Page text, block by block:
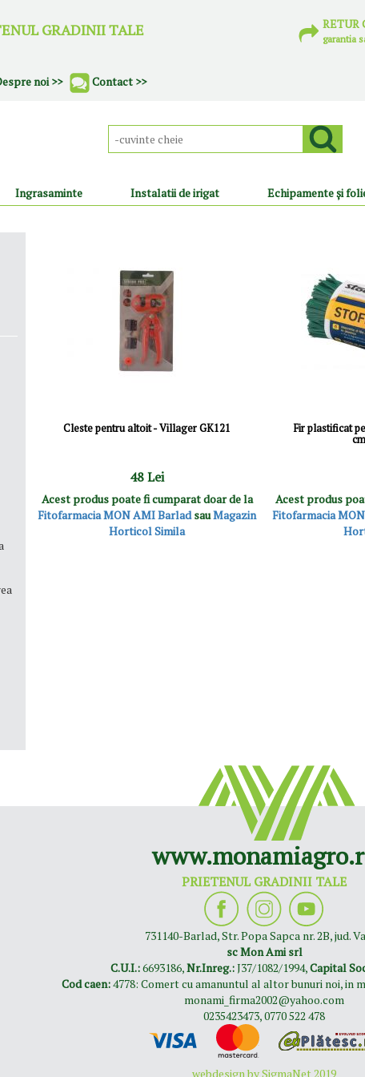
GRADINII TALE RETUR
garantia
noi >> Contact >>
Ingrasaminte Instalatii de irigat Echipamente și
Cleste pentru altoit - Villager GK121
48 Lei
Acest produs poate fi cumparat doar de la
Fitofarmacia MON AMI BarladsauMagazin
Horticol Simila
Fir plastificat
Acest produs
Fitofarmacia
PRIETENUL GRADINII TALE
731140-Barlad, Str. Popa Sapca nr. 2B, jud.
sc Mon Ami srl
C.U.I.:6693186,Nr.Inreg.:J37/1082/1994,Capital
Cod caen:4778: Comert cu amanuntul al altor bunuri noi, in
monami_firma2002@yahoo.com
0235423473,0770 522 478
webdesign bySigmaNet 2019